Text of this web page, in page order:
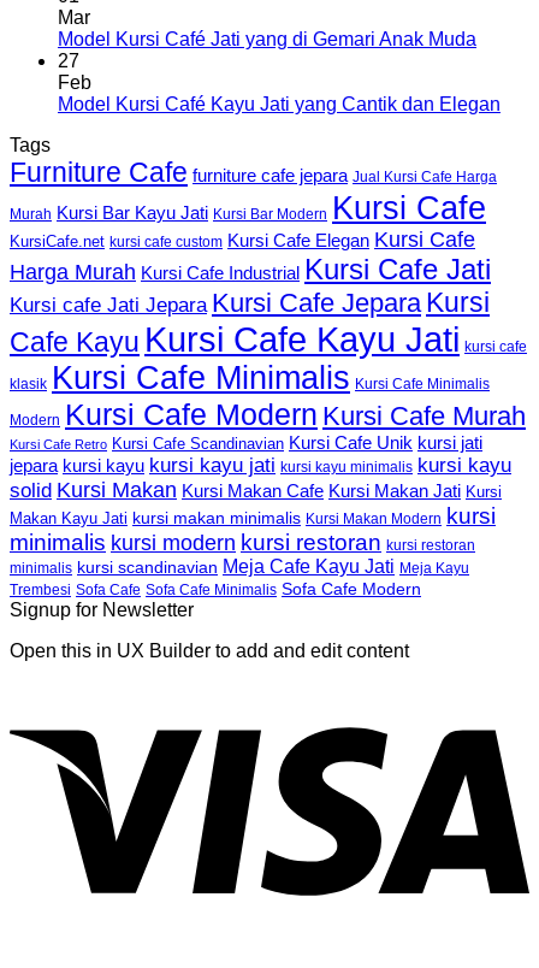
Mar
Model Kursi Café Jati yang di Gemari Anak Muda
27
Feb
Model Kursi Café Kayu Jati yang Cantik dan Elegan
Tags
Furniture Cafe furniture cafe jepara Jual Kursi Cafe Harga
Murah Kursi Bar Kayu Jati Kursi Bar Modern Kursi Cafe
KursiCafe.net kursi cafe custom Kursi Cafe Elegan Kursi Cafe
Harga Murah Kursi Cafe Industrial Kursi Cafe Jati
Kursi cafe Jati Jepara Kursi Cafe Jepara Kursi
Cafe Kayu Kursi Cafe Kayu Jati kursi cafe
klasik Kursi Cafe Minimalis Kursi Cafe Minimalis
Modern Kursi Cafe Modern Kursi Cafe Murah
Kursi Cafe Retro Kursi Cafe Scandinavian Kursi Cafe Unik kursi jati
jepara kursi kayu kursi kayu jati kursi kayu minimalis kursi kayu
solid Kursi Makan Kursi Makan Cafe Kursi Makan Jati Kursi
Makan Kayu Jati kursi makan minimalis Kursi Makan Modern
kursi
minimalis kursi modern kursi restoran kursi restoran
minimalis kursi scandinavian Meja Cafe Kayu Jati Meja Kayu
Trembesi Sofa Cafe Sofa Cafe Minimalis Sofa Cafe Modern
Signup for Newsletter
Open this in UX Builder to add and edit content